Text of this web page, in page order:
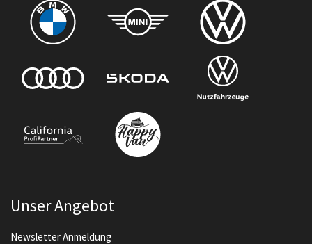
Unser Angebot
Newsletter Anmeldung